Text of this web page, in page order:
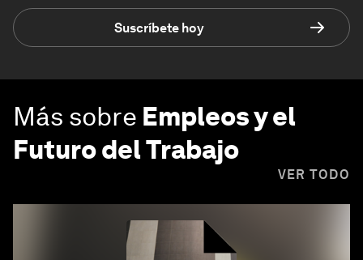
Suscríbete hoy
Más sobre Empleos y el
Futuro del Trabajo
VER TODO